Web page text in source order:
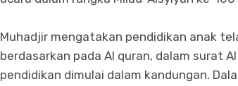
Muhadjir mengatakan pendidikan anak
berdasarkan pada Al quran, dalam surat
pendidikan dimulai dalam kandungan.